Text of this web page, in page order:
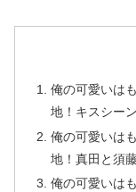
俺の可愛いは
地！キスシー
俺の可愛いは
地！真田と須
俺の可愛いは